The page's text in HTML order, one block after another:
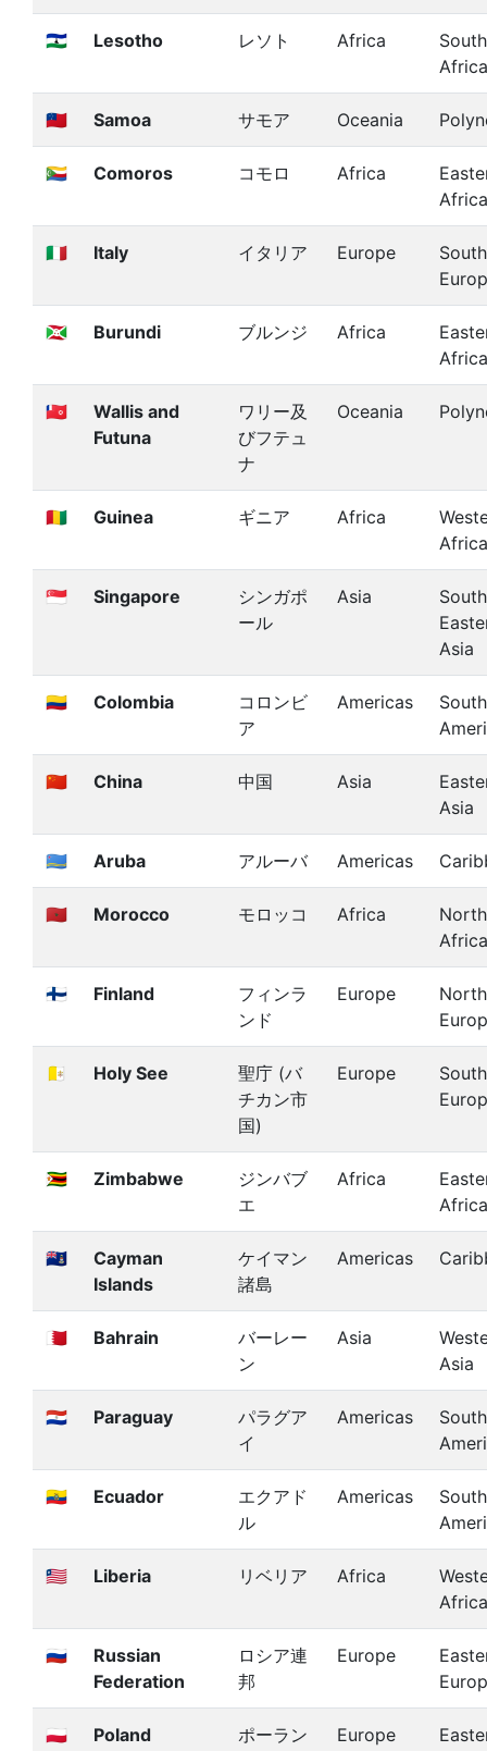
🇱🇸 Lesotho レソト Africa
Africa
🇼🇸 Samoa サモア Oceania
🇰🇲 Comoros コモロ Africa
Africa
🇮🇹 Italy イタリア Europe
🇧🇮 Burundi ブルンジ Africa
Africa
🇼🇫
Wallis and
Futuna
ワリー及
びフテュ
ナ
Oceania
🇬🇳 Guinea ギニア Africa
Africa
🇸🇬 Singapore
シンガポ
ール
Asia
Asia
🇨🇴 Colombia
コロンビ
ア
Americas
South
🇨🇳 China 中国 Asia
Asia
🇦🇼 Aruba アルーバ Americas
🇲🇦 Morocco モロッコ Africa
Africa
🇫🇮 Finland
フィンラ
ンド
Europe
🇻🇦 Holy See
聖庁 (バ
チカン市
国)
Europe
🇿🇼 Zimbabwe
ジンバブ
エ
Africa
Africa
🇰🇾
Cayman
Islands
ケイマン
諸島
Americas
🇧🇭 Bahrain
バーレー
ン
Asia
Asia
🇵🇾 Paraguay
パラグア
イ
Americas
South
🇪🇨 Ecuador
エクアド
ル
Americas
South
🇱🇷 Liberia リベリア Africa
Africa
🇷🇺
Russian
Federation
ロシア連
邦
Europe
🇵🇱 Poland
ポーラン
Europe